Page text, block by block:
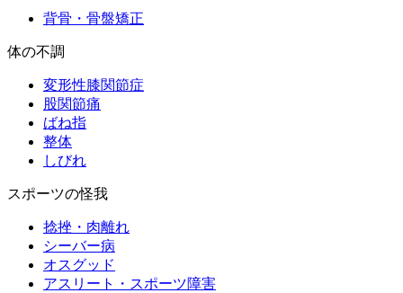
背骨・骨盤矯正
体の不調
変形性膝関節症
股関節痛
ばね指
整体
しびれ
スポーツの怪我
捻挫・肉離れ
シーバー病
オスグッド
アスリート・スポーツ障害